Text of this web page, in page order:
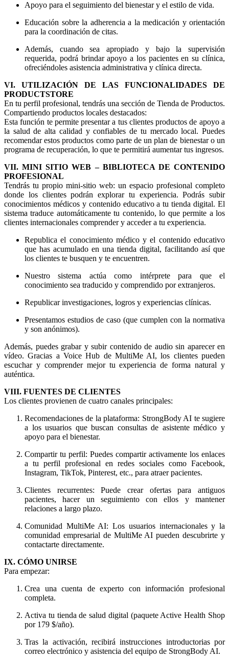
Apoyo para el seguimiento del bienestar y el estilo de vida.
Educación sobre la adherencia a la medicación y orientación
para la coordinación de citas.
Además, cuando sea apropiado y bajo la supervisión
requerida, podrá brindar apoyo a los pacientes en su clínica,
ofreciéndoles asistencia administrativa y clínica directa.
VI. UTILIZACIÓN DE LAS FUNCIONALIDADES DE
PRODUCTSTORE
En tu perfil profesional, tendrás una sección de Tienda de Productos.
Compartiendo productos locales destacados:
Esta función te permite presentar a tus clientes productos de apoyo a
la salud de alta calidad y confiables de tu mercado local. Puedes
recomendar estos productos como parte de un plan de bienestar o un
programa de recuperación, lo que te permitirá aumentar tus ingresos.
VII. MINI SITIO WEB – BIBLIOTECA DE CONTENIDO
PROFESIONAL
Tendrás tu propio mini-sitio web: un espacio profesional completo
donde los clientes podrán explorar tu experiencia. Podrás subir
conocimientos médicos y contenido educativo a tu tienda digital. El
sistema traduce automáticamente tu contenido, lo que permite a los
clientes internacionales comprender y acceder a tu experiencia.
Republica el conocimiento médico y el contenido educativo
que has acumulado en una tienda digital, facilitando así que
los clientes te busquen y te encuentren.
Nuestro sistema actúa como intérprete para que el
conocimiento sea traducido y comprendido por extranjeros.
Republicar investigaciones, logros y experiencias clínicas.
Presentamos estudios de caso (que cumplen con la normativa
y son anónimos).
Además, puedes grabar y subir contenido de audio sin aparecer en
vídeo. Gracias a Voice Hub de MultiMe AI, los clientes pueden
escuchar y comprender mejor tu experiencia de forma natural y
auténtica.
VIII. FUENTES DE CLIENTES
Los clientes provienen de cuatro canales principales:
Recomendaciones de la plataforma: StrongBody AI te sugiere
a los usuarios que buscan consultas de asistente médico y
apoyo para el bienestar.
Compartir tu perfil: Puedes compartir activamente los enlaces
a tu perfil profesional en redes sociales como Facebook,
Instagram, TikTok, Pinterest, etc., para atraer pacientes.
Clientes recurrentes: Puede crear ofertas para antiguos
pacientes, hacer un seguimiento con ellos y mantener
relaciones a largo plazo.
Comunidad MultiMe AI: Los usuarios internacionales y la
comunidad empresarial de MultiMe AI pueden descubrirte y
contactarte directamente.
IX. CÓMO UNIRSE
Para empezar:
Crea una cuenta de experto con información profesional
completa.
Activa tu tienda de salud digital (paquete Active Health Shop
por 179 $/año).
Tras la activación, recibirá instrucciones introductorias por
correo electrónico y asistencia del equipo de StrongBody AI.